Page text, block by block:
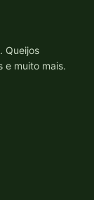
Queijos
e muito mais.